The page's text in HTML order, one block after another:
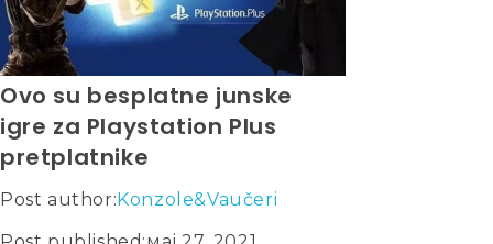
Ovo su besplatne junske
igre za Playstation Plus
pretplatnike
Post author:Konzole&Vaučeri